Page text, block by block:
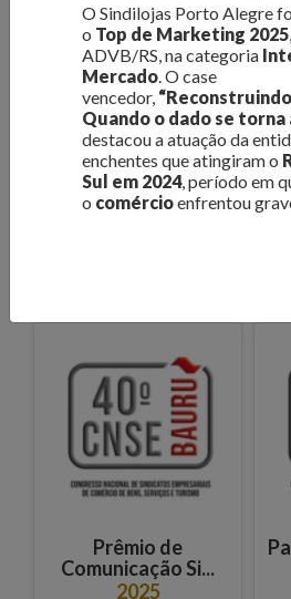
Premiações
O trabalho que o Sindilojas Porto
em favor do fortalecimento do
diversos reconhecimentos. Eles
Sindicato, que busca diariamente
lojistas a terem melhores condições
valorizando a excelência e a
Prêmio de
Comunicação Si...
2025
O Sindilojas Porto Alegre
o Top de Marketing 2025
ADVB/RS, na categoria
Mercado . O case
vencedor,
Quando o dado se torna
destacou a atuação da
enchentes que atingiram o
Sul em 2024, período em
o comércioenfrentou